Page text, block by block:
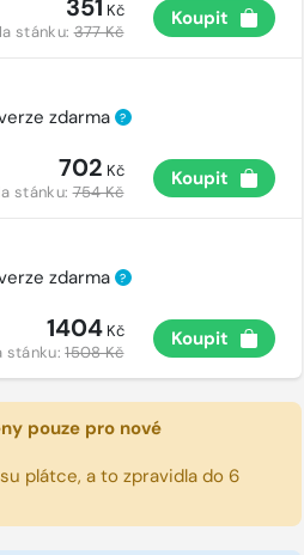
351 Kč
stánku:377 Kč
Koupit
zdarma ?
702 Kč
stánku:754 Kč
Koupit
zdarma ?
1404Kč
stánku:1508 Kč
Koupit
pouze pro nové
plátce, a to zpravidla do 6